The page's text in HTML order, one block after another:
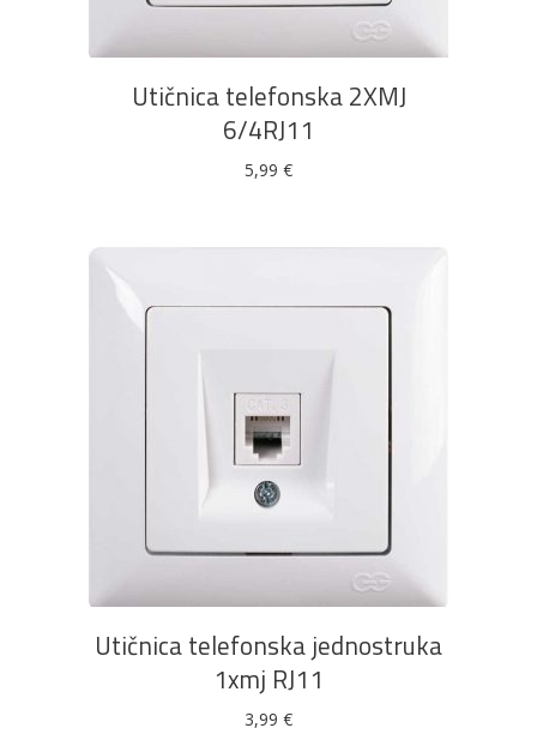
Utičnica telefonska 2XMJ
6/4RJ11
5,99 €
Utičnica telefonska jednostruka
1xmj RJ11
3,99 €